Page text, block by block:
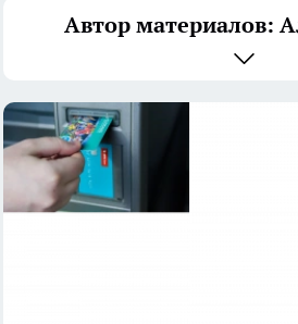
Автор материалов: